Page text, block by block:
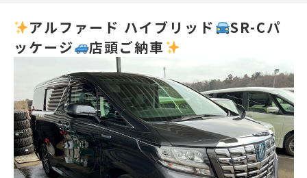
アルファード ハイブリッド
SR-Cパ
ッケージ
店頭ご納車